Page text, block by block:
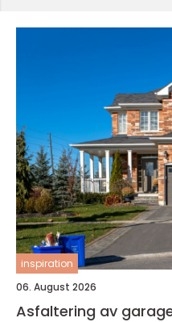
inspiration
06. August 2026
Asfaltering av